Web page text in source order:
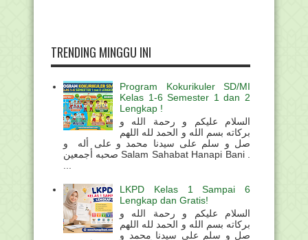
TRENDING MINGGU INI
Program Kokurikuler SD/MI
Kelas 1-6 Semester 1 dan 2
Lengkap !
السلام عليكم و رحمة الله و
بركاته بسم الله و الحمد لله اللهم
صل و سلم على سيدنا محمد و على أله و
صحبه أجمعين Salam Sahabat Hanapi Bani .
LKPD Kelas 1 Sampai 6
Lengkap dan Gratis!
السلام عليكم و رحمة الله و
بركاته بسم الله و الحمد لله اللهم
صل و سلم على سيدنا محمد و